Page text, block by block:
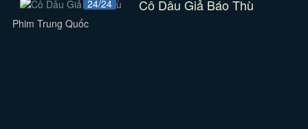
24/24 Cô Dâu Giả Báo Thù
Phim Trung Quốc